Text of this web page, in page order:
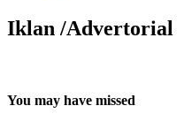
Iklan /Advertorial
You may have missed